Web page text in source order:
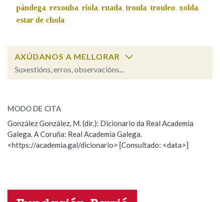
Marcas gramaticais
Pertence a
pándega rexouba riola ruada troula trouleo xolda
estar de chola
AXÚDANOS A MELLORAR
Suxestións, erros, observacións...
brinca (anzol)
brinca (de brincar)
ESCOLLE UNHA OPCIÓN:
Propoño mellorar a definición
MODO DE CITA
González González, M. (dir.): Dicionario da Real Academia
Galega. A Coruña: Real Academia Galega.
<https://academia.gal/dicionario> [Consultado: <data>]